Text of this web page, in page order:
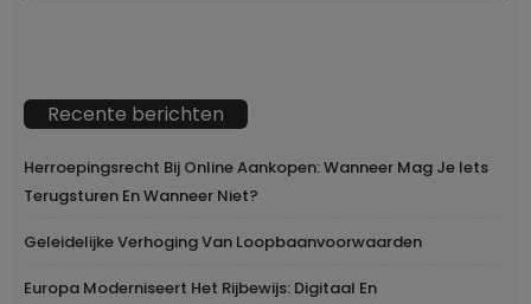
Recente berichten
Herroepingsrecht Bij Online Aankopen: Wanneer Mag Je Iets
Terugsturen En Wanneer Niet?
Geleidelijke Verhoging Van Loopbaanvoorwaarden
Europa Moderniseert Het Rijbewijs: Digitaal En